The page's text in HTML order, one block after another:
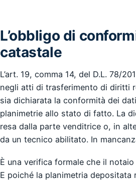
L’obbligo di
catastale
L’art. 19, comma 14, del D.L. 78/
negli atti di trasferimento di diritti
sia dichiarata la conformità dei
planimetrie allo stato di fatto. La
resa dalla parte venditrice o, in
da un tecnico abilitato. In
È una verifica formale che il
E poiché la planimetria depositata